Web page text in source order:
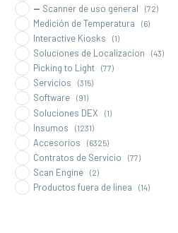
Scanner de uso general (72)
Medición de Temperatura (6)
Interactive Kiosks (1)
Soluciones de Localizacion (43)
Picking to Light (77)
Servicios (315)
Software (91)
Soluciones DEX (1)
Insumos (1231)
Accesorios (6325)
Contratos de Servicio (77)
Scan Engine (2)
Productos fuera de linea (14)